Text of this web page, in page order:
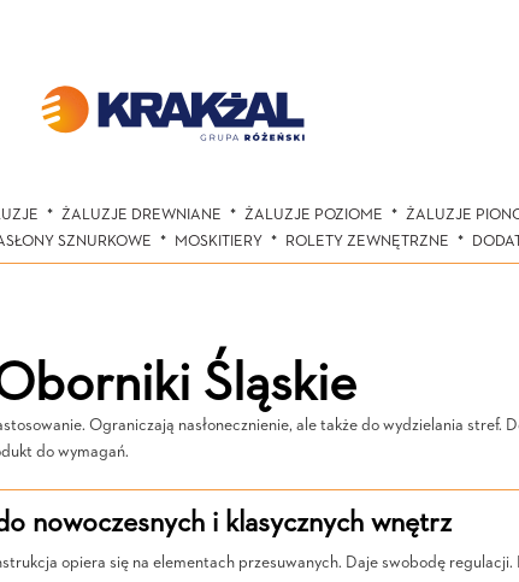
ŻALUZJE DREWNIANE ŻALUZJE POZIOME ŻALUZJE
SZNURKOWE MOSKITIERY ROLETY ZEWNĘTRZNE
Śląskie
Ograniczają nasłonecznienie, ale także do wydzielania stref.
do wymagań.
nowoczesnych i klasycznych wnętrz
opiera się na elementach przesuwanych. Daje swobodę